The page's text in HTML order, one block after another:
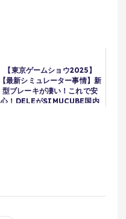
【東京ゲームショウ2025】
【最新シミュレーター事情】新
型ブレーキが凄い！これで安
心！DELEがSIMUCUBE国内